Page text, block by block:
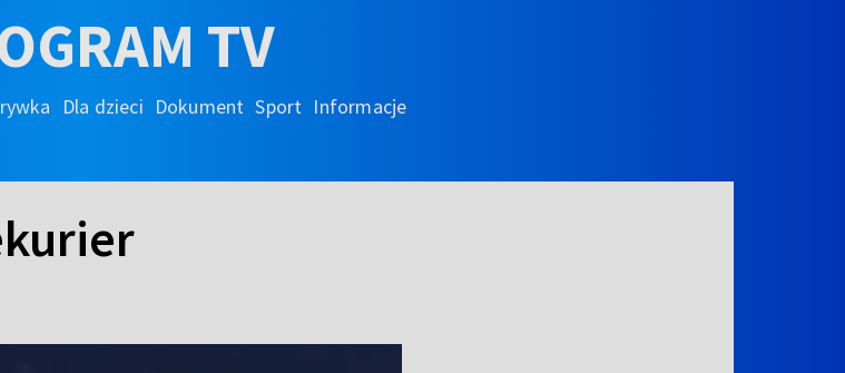
TV
Dla dzieci Dokument Sport Informacje